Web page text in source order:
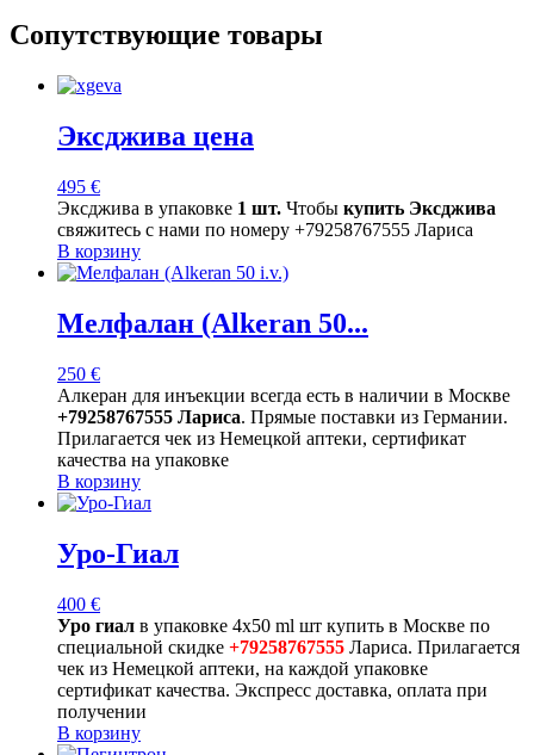
Сопутствующие товары
Эксджива цена
495 €
Эксджива в упаковке 1 шт. Чтобы купить Эксджива
свяжитесь с нами по номеру +79258767555 Лариса
В корзину
Мелфалан (Alkeran 50...
250 €
Алкеран для инъекции всегда есть в наличии в Москве
+79258767555 Лариса. Прямые поставки из Германии.
Прилагается чек из Немецкой аптеки, сертификат
качества на упаковке
В корзину
Уро-Гиал
400 €
Уро гиал в упаковке 4х50 ml шт купить в Москве по
специальной скидке +79258767555 Лариса. Прилагается
чек из Немецкой аптеки, на каждой упаковке
сертификат качества. Экспресс доставка, оплата при
получении
В корзину